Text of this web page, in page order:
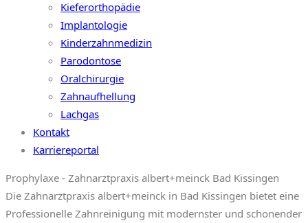
Kieferorthopädie
Implantologie
Kinderzahnmedizin
Parodontose
Oralchirurgie
Zahnaufhellung
Lachgas
Kontakt
Karriereportal
Prophylaxe - Zahnarztpraxis albert+meinck Bad Kissingen
Die Zahnarztpraxis albert+meinck in Bad Kissingen bietet eine
Professionelle Zahnreinigung mit modernster und schonender